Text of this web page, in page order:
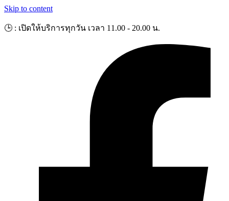
Skip to content
🕒 : เปิดให้บริการทุกวัน เวลา 11.00 - 20.00 น.